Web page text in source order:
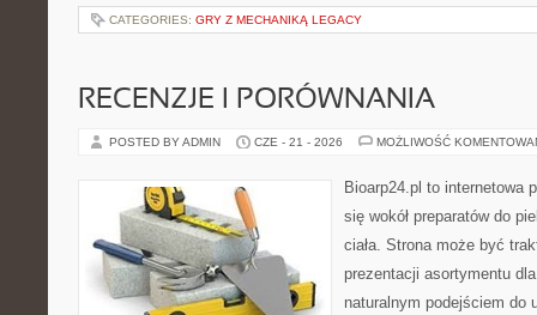
CATEGORIES: GRY Z MECHANIKĄ LEGACY
RECENZJE I PORÓWNANIA
POSTED BY ADMIN CZE - 21 - 2026 MOŻLIWOŚĆ
Bioarp24.pl to internetowa
się wokół preparatów do
ciała. Strona może być
prezentacji asortymentu
naturalnym podejściem do